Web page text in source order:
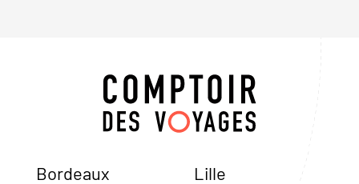
Bordeaux Lille